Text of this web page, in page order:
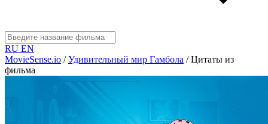
RU EN
MovieSense.io / Удивительный мир Гамбола / Цитаты из
фильма